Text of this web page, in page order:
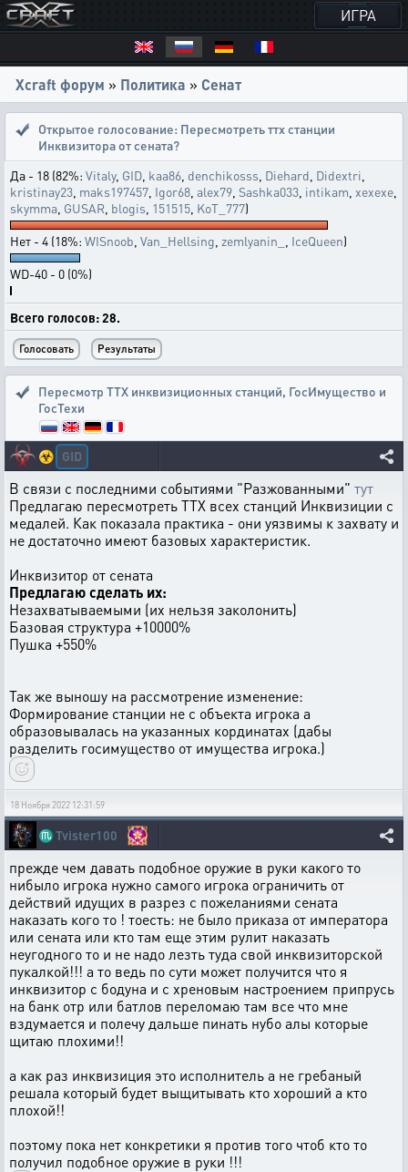
ИГРА
Xcraft форум » Политика » Сенат
Открытое голосование: Пересмотреть ттх станции
Инквизитора от сената?
Да - 18 (82%: Vitaly, GID kaa86 denchikosss Diehard Didextri
kristinay23 maks197457 Igor68 alex79 Sashka033 intikam xexexe
skymma GUSAR blogis 151515 KoT_777)
Нет - 4 (18%: WISnoob Van_Hellsing zemlyanin_ IceQueen)
WD-40 - 0 (0%)
Всего голосов: 28.
Пересмотр ТТХ инквизиционных станций, ГосИмущество и
ГосТехи
☣️ GID
В связи с последними событиями "Разжованными" тут
Предлагаю пересмотреть ТТХ всех станций Инквизиции с
медалей. Как показала практика - они уязвимы к захвату и
не достаточно имеют базовых характеристик.
Инквизитор от сената
Предлагаю сделать их:
Незахватываемыми (их нельзя заколонить)
Базовая структура +10000%
Пушка +550%
Так же выношу на рассмотрение изменение:
Формирование станции не с объекта игрока а
образовывалась на указанных кординатах (дабы
разделить госимущество от имущества игрока.)
18 Ноября 2022 12:31:59
♏Tvister100
прежде чем давать подобное оружие в руки какого то
нибыло игрока нужно самого игрока ограничить от
действий идущих в разрез с пожеланиями сената
наказать кого то ! тоесть: не было приказа от императора
или сената или кто там еще этим рулит наказать
неугодного то и не надо лезть туда свой инквизиторской
пукалкой!!! а то ведь по сути может получится что я
инквизитор с бодуна и с хреновым настроением припрусь
на банк отр или батлов переломаю там все что мне
вздумается и полечу дальше пинать нубо алы которые
щитаю плохими!!
а как раз инквизиция это исполнитель а не гребаный
решала который будет выщитывать кто хороший а кто
плохой!!
поэтому пока нет конкретики я против того чтоб кто то
получил подобное оружие в руки !!!